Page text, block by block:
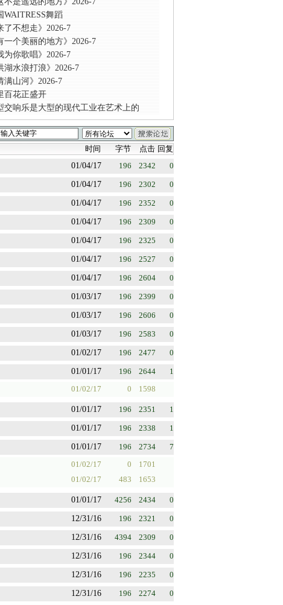
WAITRESS舞蹈
了不想走》2026-7
一个美丽的地方》2026-7
为你歌唱》2026-7
湖水浪打浪》2026-7
满山河》2026-7
百花正盛开
交响乐是大型的现代工业在艺术上的
时间 字节 点击 回复
01/04/17 196 2342 0
01/04/17 196 2302 0
01/04/17 196 2352 0
01/04/17 196 2309 0
01/04/17 196 2325 0
01/04/17 196 2527 0
01/04/17 196 2604 0
01/03/17 196 2399 0
01/03/17 196 2606 0
01/03/17 196 2583 0
01/02/17 196 2477 0
01/01/17 196 2644
1
01/02/17 0 1598
01/01/17 196 2351 1
01/01/17 196 2338 1
01/01/17 196 2734
7
01/02/17 0
1701
01/02/17 483 1653
01/01/17 4256 2434 0
12/31/16 196 2321 0
12/31/16 4394 2309 0
12/31/16 196 2344 0
12/31/16 196 2235 0
12/31/16 196 2274 0